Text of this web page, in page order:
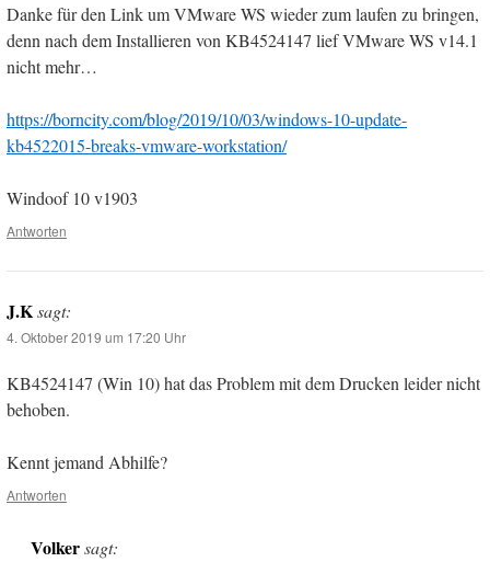
Danke für den Link um VMware WS wieder zum laufen zu bringen,
denn nach dem Installieren von KB4524147 lief VMware WS v14.1
nicht mehr…
https://borncity.com/blog/2019/10/03/windows-10-update-
kb4522015-breaks-vmware-workstation/
Windoof 10 v1903
Antworten
J.Ksagt:
4. Oktober 2019 um 17:20 Uhr
KB4524147 (Win 10) hat das Problem mit dem Drucken leider nicht
behoben.
Kennt jemand Abhilfe?
Antworten
Volker sagt: